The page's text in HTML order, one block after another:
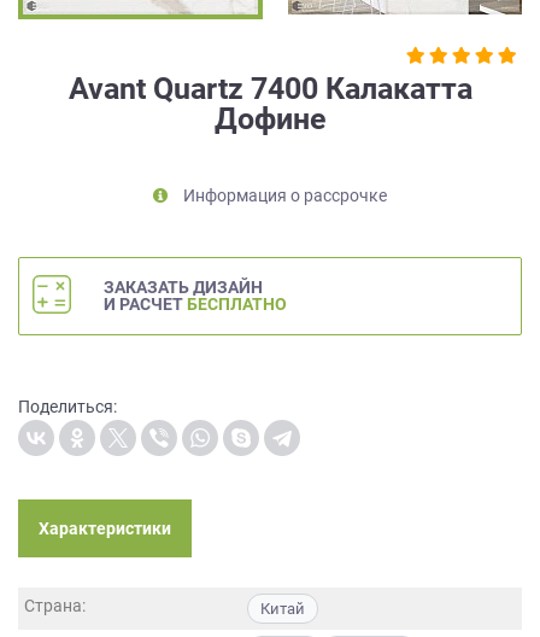
Avant Quartz 7400 Калакатта
Дофине
Информация о рассрочке
ЗАКАЗАТЬ ДИЗАЙН
И РАСЧЕТ БЕСПЛАТНО
Поделиться:
Характеристики
Страна: Китай
на
метрическими
условиях
обработки
персональных